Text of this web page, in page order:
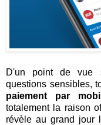
D'un point de vue
questions sensibles,
paiement par
totalement la raison
révèle au grand jour